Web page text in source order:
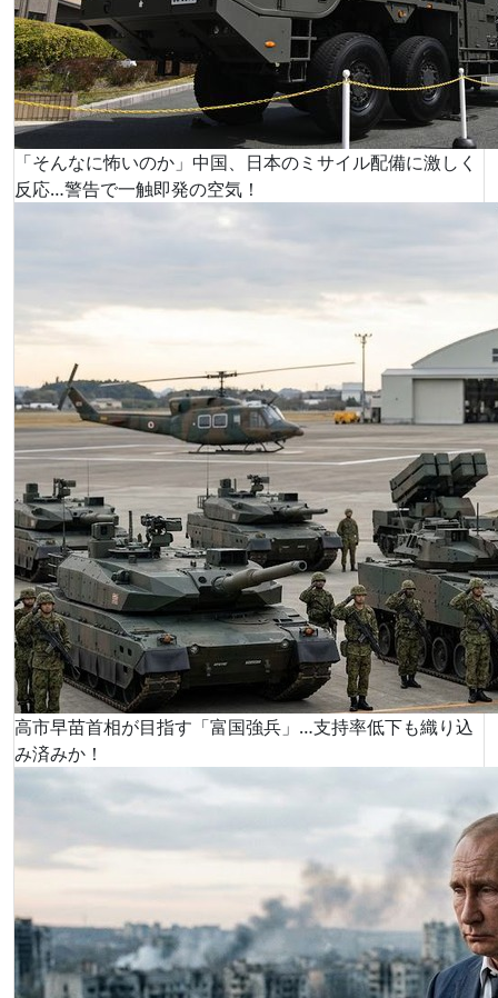
「そんなに怖いのか」中国、日本のミサイル配備に激しく
反応…警告で一触即発の空気！
高市早苗首相が目指す「富国強兵」…支持率低下も織り込
み済みか！